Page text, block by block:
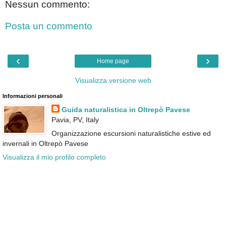
Nessun commento:
Posta un commento
‹ ›
Home page
Visualizza versione web
Informazioni personali
Guida naturalistica in Oltrepò Pavese
Pavia, PV, Italy
Organizzazione escursioni naturalistiche estive ed
invernali in Oltrepò Pavese
Visualizza il mio profilo completo